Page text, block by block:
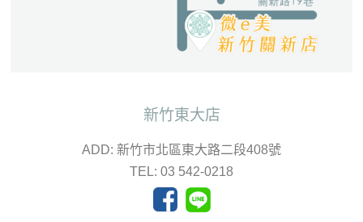
新竹東大店
ADD: 新竹市北區東大路二段408號
TEL: 03 542-0218